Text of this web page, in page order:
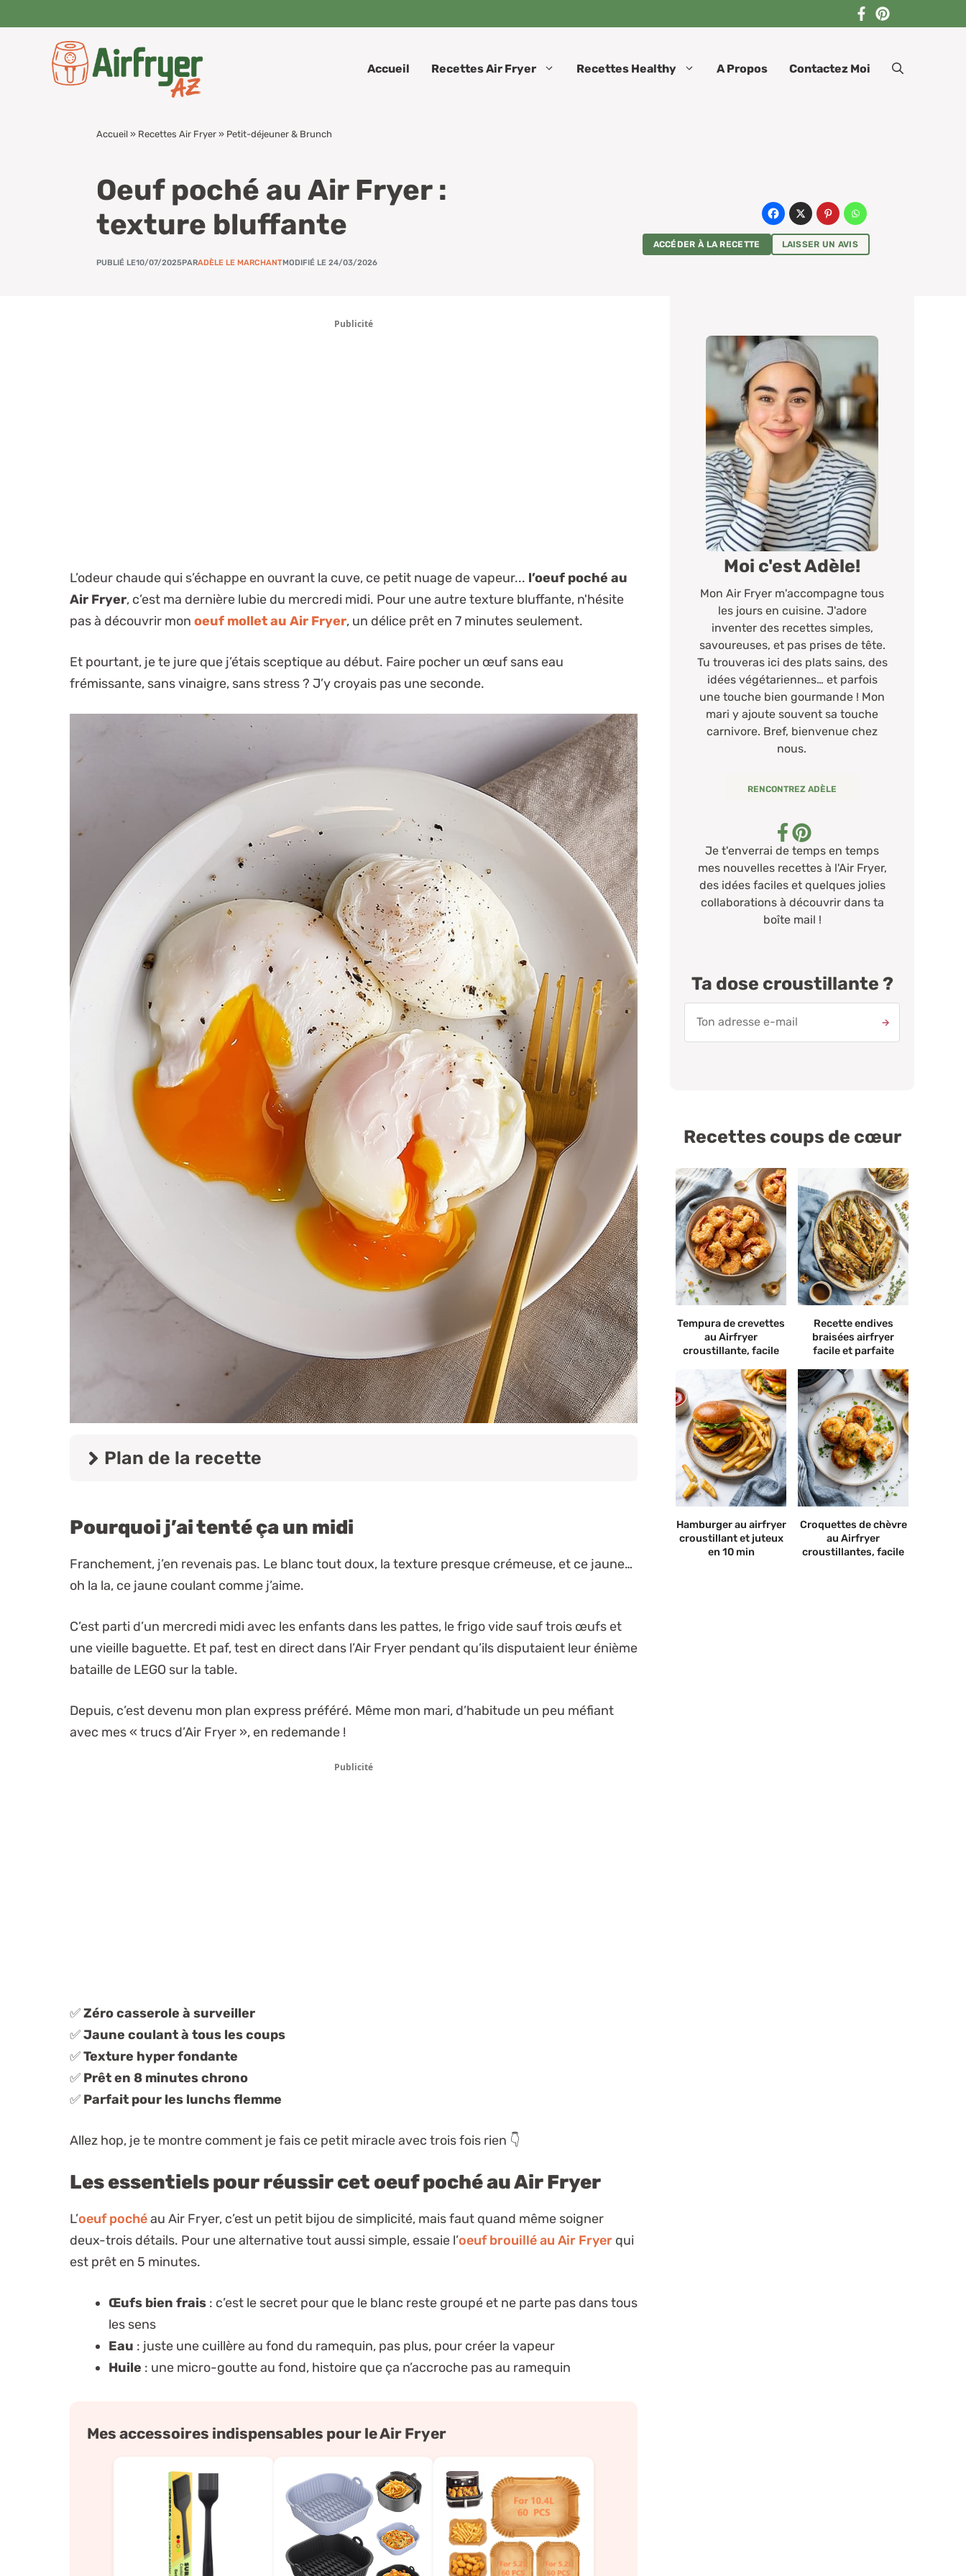
au
Accueil Recettes Air Fryer Recettes Healthy A Propos Contactez Moi
Accueil » Recettes Air Fryer » Petit-déjeuner & Brunch
Oeuf poché au Air Fryer :
texture bluffante
PUBLIÉ LE10/07/2025PARADÈLE LE MARCHANTMODIFIÉ LE 24/03/2026
ACCÉDER À LA RECETTE LAISSER UN AVIS
Publicité
L’odeur chaude qui s’échappe en ouvrant la cuve, ce petit nuage de vapeur... l’oeuf poché au
Air Fryer, c’est ma dernière lubie du mercredi midi. Pour une autre texture bluffante, n'hésite
pas à découvrir mon oeuf mollet au Air Fryer, un délice prêt en 7 minutes seulement.
Et pourtant, je te jure que j’étais sceptique au début. Faire pocher un œuf sans eau
frémissante, sans vinaigre, sans stress ? J’y croyais pas une seconde.
Plan de la recette
Pourquoi j’ai tenté ça un midi
Franchement, j’en revenais pas. Le blanc tout doux, la texture presque crémeuse, et ce jaune…
oh la la, ce jaune coulant comme j’aime.
C’est parti d’un mercredi midi avec les enfants dans les pattes, le frigo vide sauf trois œufs et
une vieille baguette. Et paf, test en direct dans l’Air Fryer pendant qu’ils disputaient leur énième
bataille de LEGO sur la table.
Depuis, c’est devenu mon plan express préféré. Même mon mari, d’habitude un peu méfiant
avec mes « trucs d’Air Fryer », en redemande !
Publicité
✅Zéro casserole à surveiller
✅Jaune coulant à tous les coups
✅Texture hyper fondante
✅ Prêt en 8 minutes chrono
✅ Parfait pour les lunchs flemme
Allez hop, je te montre comment je fais ce petit miracle avec trois fois rien 👇
Les essentiels pour réussir cet oeuf poché au Air Fryer
L’oeuf pochéau Air Fryer, c’est un petit bijou de simplicité, mais faut quand même soigner
deux-trois détails. Pour une alternative tout aussi simple, essaie l’oeuf brouillé au Air Fryer qui
est prêt en 5 minutes.
Œufs bien frais : c’est le secret pour que le blanc reste groupé et ne parte pas dans tous
les sens
Eau : juste une cuillère au fond du ramequin, pas plus, pour créer la vapeur
Huile : une micro-goutte au fond, histoire que ça n’accroche pas au ramequin
Mes accessoires indispensables pour le Air Fryer
Moi c'est Adèle!
Mon Air Fryer m'accompagne tous
les jours en cuisine. J'adore
inventer des recettes simples,
savoureuses, et pas prises de tête.
Tu trouveras ici des plats sains, des
idées végétariennes… et parfois
une touche bien gourmande ! Mon
mari y ajoute souvent sa touche
carnivore. Bref, bienvenue chez
nous.
RENCONTREZ ADÈLE
Je t'enverrai de temps en temps
mes nouvelles recettes à l'Air Fryer,
des idées faciles et quelques jolies
collaborations à découvrir dans ta
boîte mail !
Ta dose croustillante ?
Recettes coups de cœur
Tempura de crevettes
au Airfryer
croustillante, facile
Recette endives
braisées airfryer
facile et parfaite
Hamburger au airfryer
croustillant et juteux
en 10 min
Croquettes de chèvre
au Airfryer
croustillantes, facile